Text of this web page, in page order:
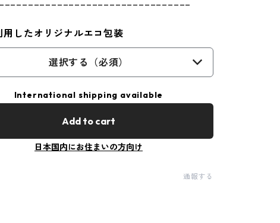
用したオリジナルエコ包装
選択する（必須）
International shipping available
Add to cart
日本国内にお住まいの方向け
通報する